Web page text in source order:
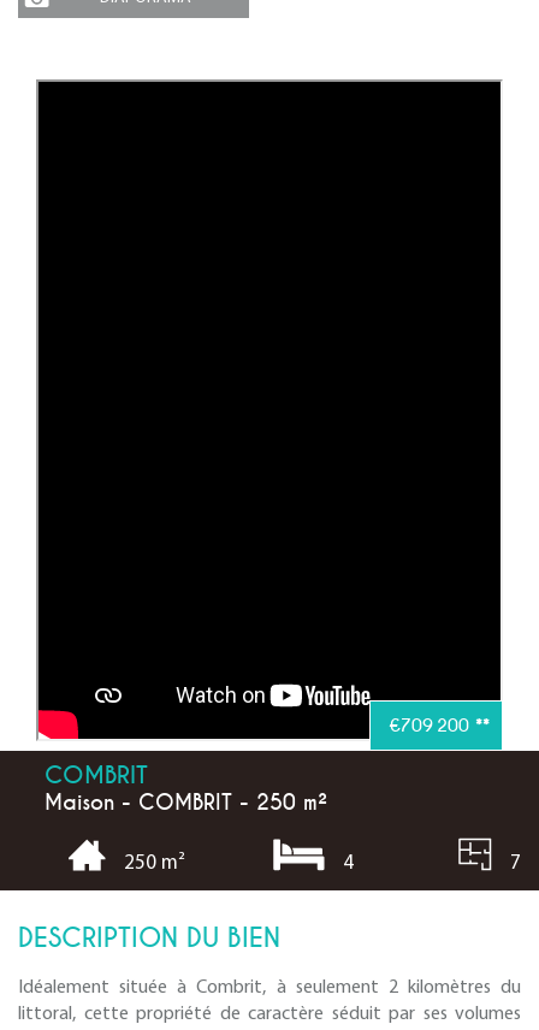
€709 200 **
COMBRIT
Maison - COMBRIT - 250 m²
250 m² 4 7
DESCRIPTION DU BIEN
Idéalement située à Combrit, à seulement 2 kilomètres du
littoral, cette propriété de caractère séduit par ses volumes